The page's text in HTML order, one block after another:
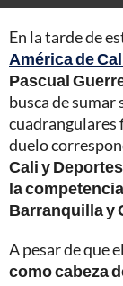
En la tarde de
América de
Pascual
busca de
cuadrangulares
duelo
Cali y
la
Barranquilla y
A pesar de que el
como cabeza